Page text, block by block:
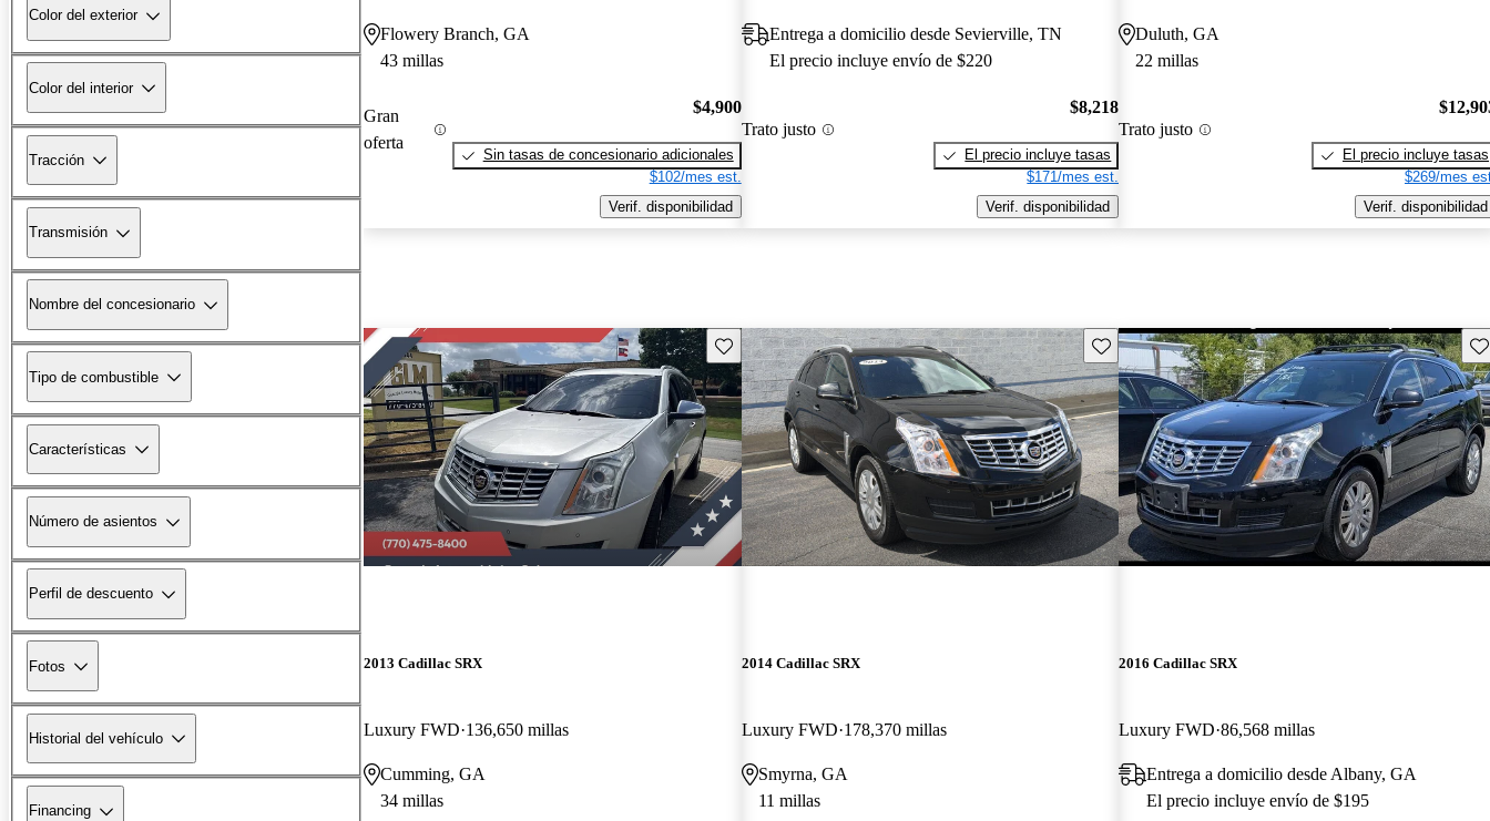
Color del exterior
Color del interior
Tracción
Transmisión
Nombre del concesionario
Tipo de combustible
Características
Número de asientos
Perfil de descuento
Fotos
Historial del vehículo
Financing
Flowery Branch, GA
43 millas
Gran
oferta
$4,900
Sin tasas de concesionario adicionales
$102/mes est.
Verif. disponibilidad
Entrega a domicilio desde Sevierville, TN
El precio incluye envío de $220
Trato justo
$8,218
El precio incluye tasas
$171/mes est.
Verif. disponibilidad
Duluth, GA
22 millas
Trato justo
El precio incluye tasas
$269/mes
Verif. disponibilidad
Guarda este Aviso
2013 Cadillac SRX
Luxury FWD 136,650 millas
Cumming, GA
34 millas
Guarda este Aviso
2014 Cadillac SRX
Luxury FWD 178,370 millas
Smyrna, GA
11 millas
2016 Cadillac SRX
Luxury FWD 86,568 millas
Entrega a domicilio desde Albany, GA
El precio incluye envío de $195